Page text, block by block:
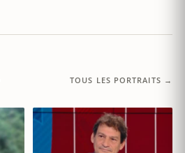
TOUS LES PORTRAITS →